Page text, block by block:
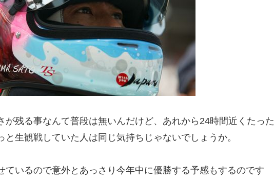
が残る事なんて普段は無いんだけど、あれから24時間近くたった
生観戦していた人は同じ気持ちじゃないでしょうか。
ているので意外とあっさり今年中に優勝する予感もするのです